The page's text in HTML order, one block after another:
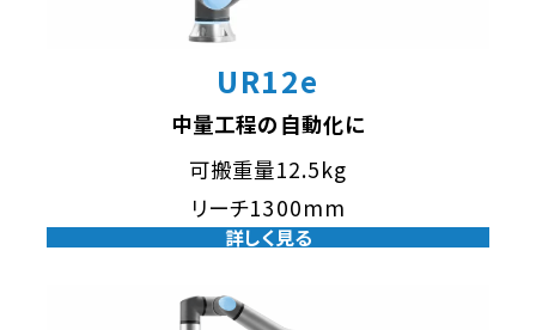
UR12e
中量工程の自動化に
可搬重量12.5kg
リーチ1300mm
詳しく見る